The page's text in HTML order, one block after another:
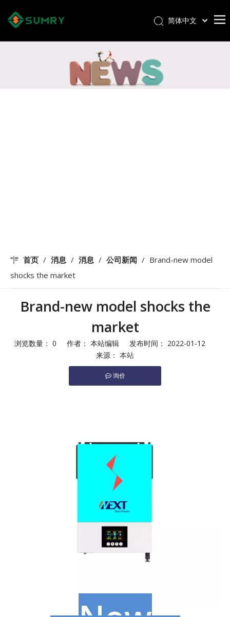
简体中文
首页 / 消息 / 消息 / 公司新闻 / Brand-new model
shocks the market
Brand-new model shocks the
market
浏览数量： 0 作者： 本站编辑 发布时间： 2022-01-12
来源： 本站
询价